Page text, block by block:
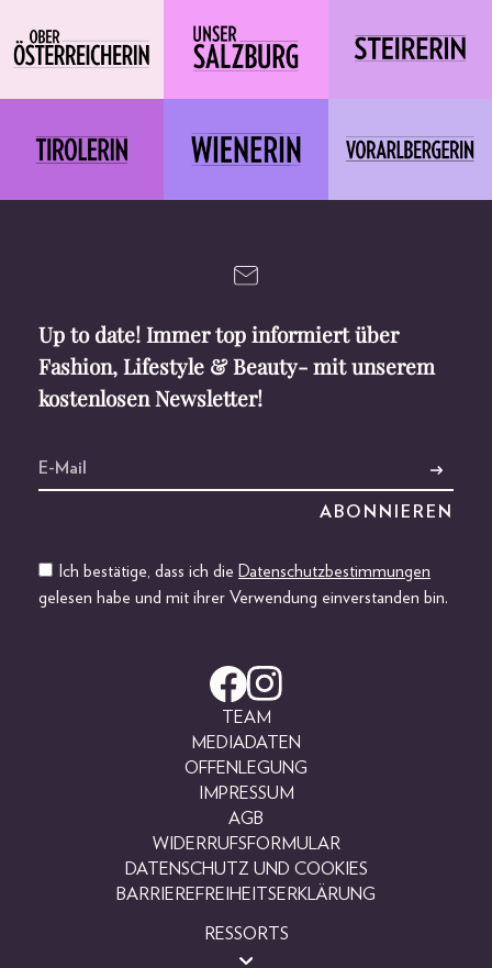
Up to date! Immer top informiert über
Fashion, Lifestyle & Beauty- mit unserem
kostenlosen Newsletter!
Ich bestätige, dass ich die Datenschutzbestimmungen
gelesen habe und mit ihrer Verwendung einverstanden bin.
TEAM
MEDIADATEN
OFFENLEGUNG
IMPRESSUM
AGB
WIDERRUFSFORMULAR
DATENSCHUTZ UND COOKIES
BARRIEREFREIHEITSERKLÄRUNG
RESSORTS